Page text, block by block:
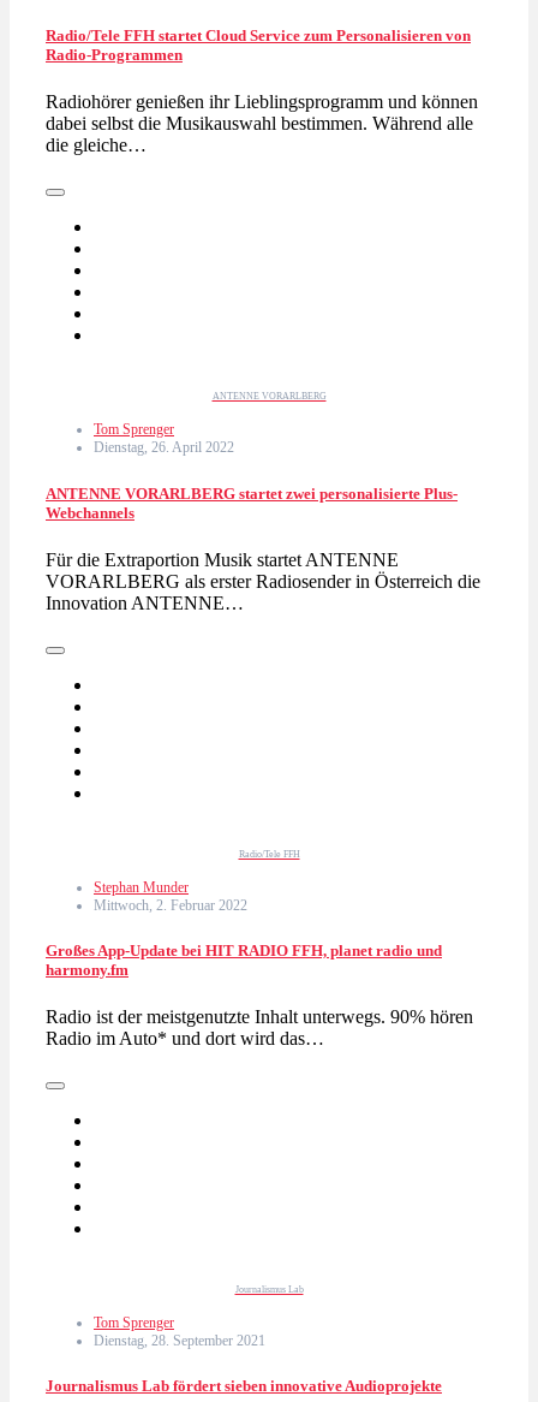
Radio/Tele FFH startet Cloud Service zum Personalisieren von
Radio-Programmen
Radiohörer genießen ihr Lieblingsprogramm und können
dabei selbst die Musikauswahl bestimmen. Während alle
die gleiche…
ANTENNE VORARLBERG
Tom Sprenger
Dienstag, 26. April 2022
ANTENNE VORARLBERG startet zwei personalisierte Plus-
Webchannels
Für die Extraportion Musik startet ANTENNE
VORARLBERG als erster Radiosender in Österreich die
Innovation ANTENNE…
Radio/Tele FFH
Stephan Munder
Mittwoch, 2. Februar 2022
Großes App-Update bei HIT RADIO FFH, planet radio und
harmony.fm
Radio ist der meistgenutzte Inhalt unterwegs. 90% hören
Radio im Auto* und dort wird das…
Journalismus Lab
Tom Sprenger
Dienstag, 28. September 2021
Journalismus Lab fördert sieben innovative Audioprojekte